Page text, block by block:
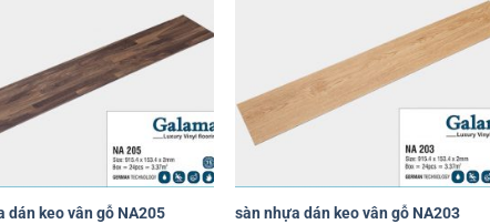
Yêu
thích
dán keo vân gỗ NA205
Yêu
sàn nhựa dán keo vân gỗ NA203